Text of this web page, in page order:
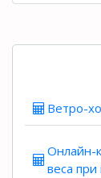
Ветро-
Онлайн-
веса